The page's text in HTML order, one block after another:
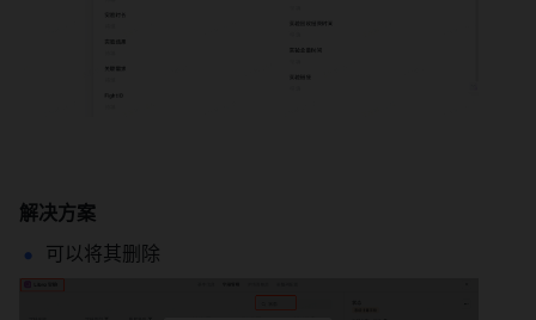
解决方案
可以将其删除